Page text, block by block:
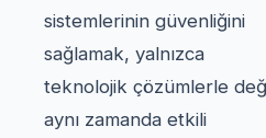
sistemlerinin güvenliğini
sağlamak, yalnızca
teknolojik çözümlerle
aynı zamanda etkili